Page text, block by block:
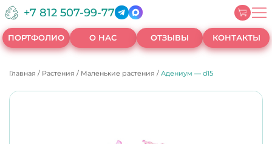
+7 812 507-99-77
ПОРТФОЛИО О НАС ОТЗЫВЫ КОНТАКТЫ
Главная / Растения / Маленькие растения /Адениум — d15